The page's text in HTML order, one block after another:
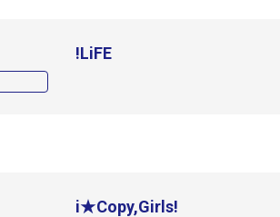
!LiFE
i★Copy,Girls!